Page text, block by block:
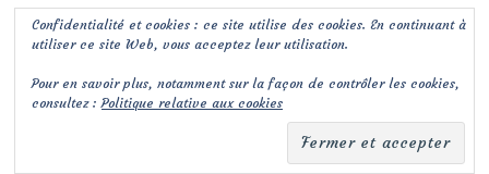
Confidentialité et cookies : ce site utilise des cookies. En continuant à
utiliser ce site Web, vous acceptez leur utilisation.
Pour en savoir plus, notamment sur la façon de contrôler les cookies,
consultez :Politique relative aux cookies